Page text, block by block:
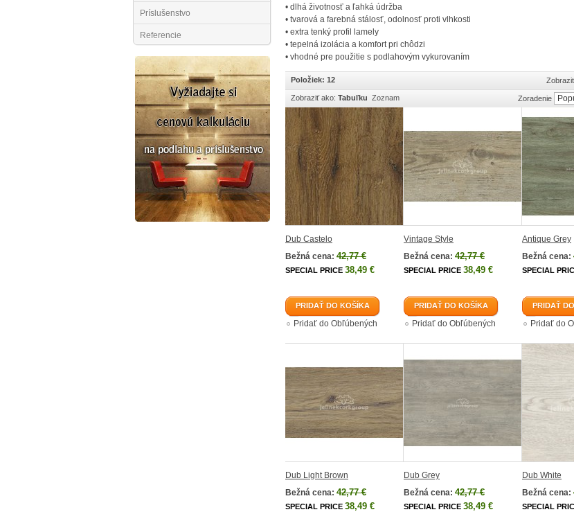
Príslušenstvo
Referencie
• dlhá životnosť a ľahká údržba
• tvarová a farebná stálosť, odolnosť proti vlhkosti
• extra tenký profil lamely
• tepelná izolácia a komfort pri chôdzi
• vhodné pre použitie s podlahovým vykurovaním
Položiek: 12 Zobraziť
Zobraziť ako: Tabuľku Zoznam Zoradenie
Dub Castelo
Bežná cena: 42,77 €
SPECIAL PRICE 38,49 €
PRIDAŤ DO KOŠÍKA
Pridať do Obľúbených
Vintage Style
Bežná cena: 42,77 €
SPECIAL PRICE 38,49 €
PRIDAŤ DO KOŠÍKA
Pridať do Obľúbených
Antique Grey
Bežná cena:
SPECIAL
PRIDAŤ
Pridať do
Dub Light Brown
Bežná cena: 42,77 €
SPECIAL PRICE 38,49 €
Dub Grey
Bežná cena: 42,77 €
SPECIAL PRICE 38,49 €
Dub White
Bežná cena:
SPECIAL